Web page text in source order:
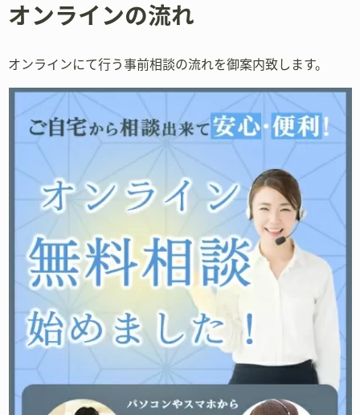
オンラインの流れ
オンラインにて行う事前相談の流れを御案内致します。